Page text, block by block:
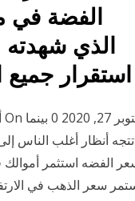
الفضة في
الذي شهدته
استقرار جميع
تتجه أنظار أغلب الناس